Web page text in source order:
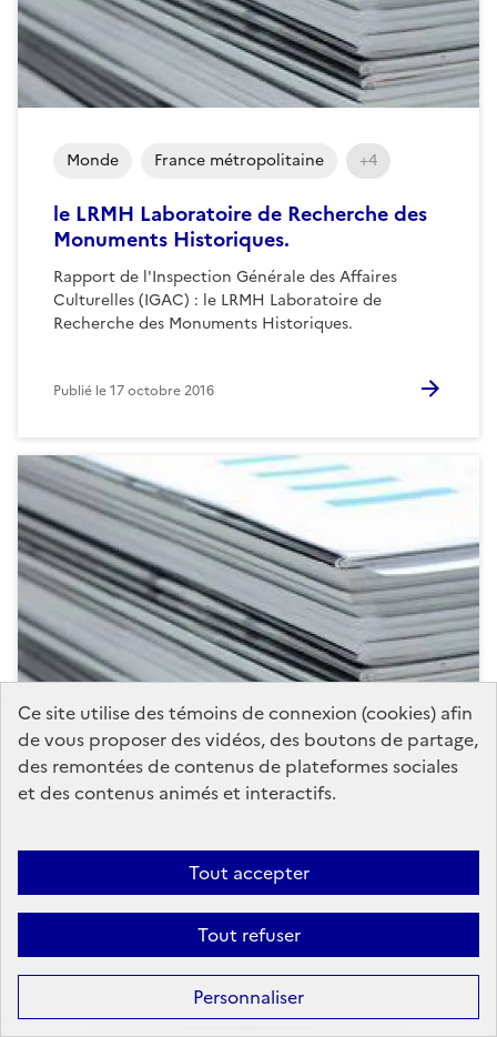
Ce site utilise des témoins de connexion (cookies) afin
de vous proposer des vidéos, des boutons de partage,
des remontées de contenus de plateformes sociales
et des contenus animés et interactifs.
Tout accepter
Tout refuser
Personnaliser
le LRMH Laboratoire de Recherche des
Monuments Historiques.
Rapport de l'Inspection Générale des Affaires
Culturelles (IGAC) : le LRMH Laboratoire de
Recherche des Monuments Historiques.
Monde France métropolitaine +4
Publié le17 octobre 2016
Rapport établi par David ASSOULINE, Sénateur de
Paris, avec la collaboration de Serge KANCEL,
BOISSERANC (ministère de la Culture...
France métropolitaine Médias +9
30 septembre 2016